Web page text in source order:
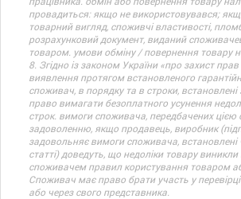
провадиться: якщо не використовувався;
товарний вигляд, споживчі властивості,
розрахунковий документ, виданий
товаром. умови обміну / повернення товару
8. Згідно із законом України «про захист
виявлення протягом встановленого
споживач, в порядку та в строки,
право вимагати безоплатного усунення
строк. вимоги споживача, передбачених цією
задоволенню, якщо продавець, виробник
задовольняє вимоги споживача,
статті) доведуть, що недоліки товару
споживачем правил користування товаром
Споживач має право брати участь у
або через свого представника.